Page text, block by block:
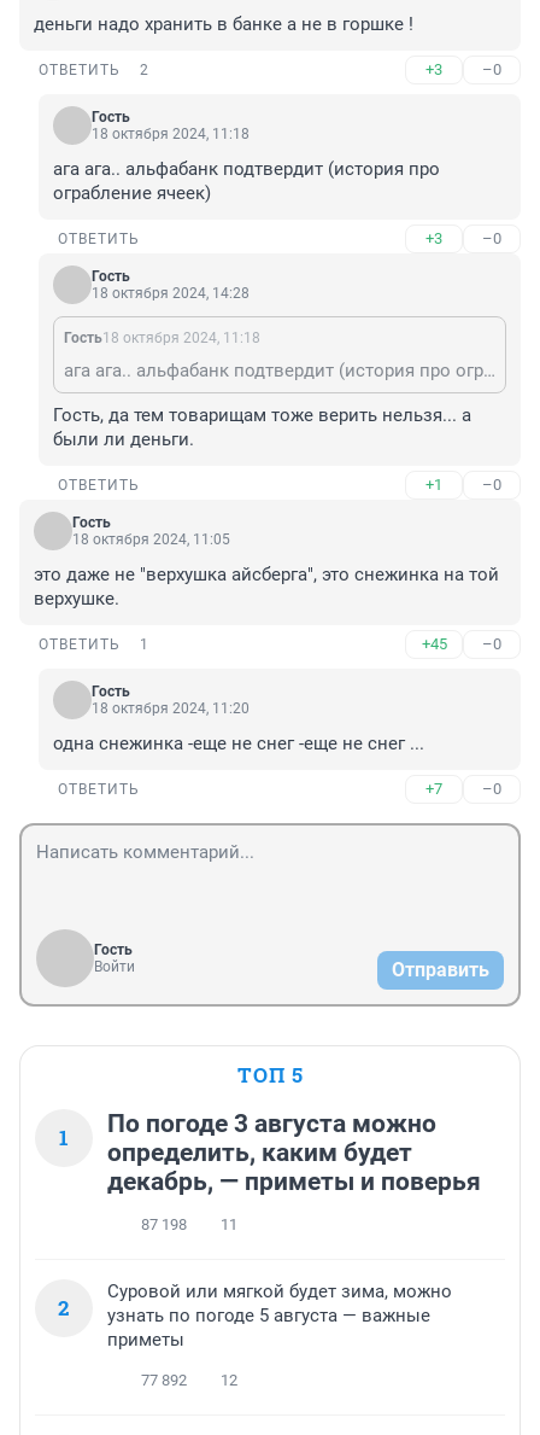
деньги надо хранить в банке а не в горшке !
ОТВЕТИТЬ 2 +3 –0
Гость
18 октября 2024, 11:18
ага ага.. альфабанк подтвердит (история про
ограбление ячеек)
ОТВЕТИТЬ +3 –0
Гость
18 октября 2024, 14:28
Гость18 октября 2024, 11:18
ага ага.. альфабанк подтвердит (история про ограбление ячеек)
Гость, да тем товарищам тоже верить нельзя... а
были ли деньги.
ОТВЕТИТЬ +1 –0
Гость
18 октября 2024, 11:05
это даже не "верхушка айсберга", это снежинка на той
верхушке.
ОТВЕТИТЬ 1 +45 –0
Гость
18 октября 2024, 11:20
одна снежинка -еще не снег -еще не снег ...
ОТВЕТИТЬ +7 –0
Гость
Войти
Отправить
ТОП 5
1
По погоде 3 августа можно
определить, каким будет
декабрь, — приметы и поверья
87 198 11
2
Суровой или мягкой будет зима, можно
узнать по погоде 5 августа — важные
приметы
77 892 12